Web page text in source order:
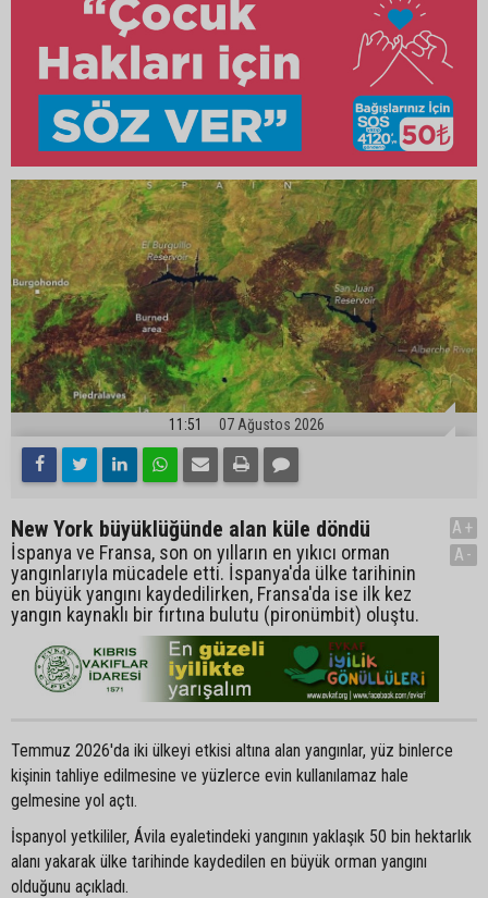
11:51 07 Ağustos 2026
New York büyüklüğünde alan küle döndü
İspanya ve Fransa, son on yılların en yıkıcı orman
yangınlarıyla mücadele etti. İspanya'da ülke tarihinin
en büyük yangını kaydedilirken, Fransa'da ise ilk kez
yangın kaynaklı bir fırtına bulutu (pironümbit) oluştu.
A+
A-
Temmuz 2026'da iki ülkeyi etkisi altına alan yangınlar, yüz binlerce
kişinin tahliye edilmesine ve yüzlerce evin kullanılamaz hale
gelmesine yol açtı.
İspanyol yetkililer, Ávila eyaletindeki yangının yaklaşık 50 bin hektarlık
alanı yakarak ülke tarihinde kaydedilen en büyük orman yangını
olduğunu açıkladı.